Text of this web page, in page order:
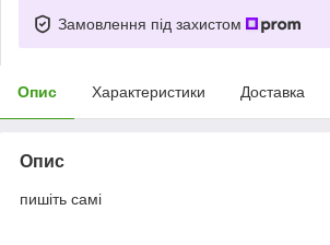
Замовлення під захистом
Опис Характеристики Доставка
Опис
пишіть самі